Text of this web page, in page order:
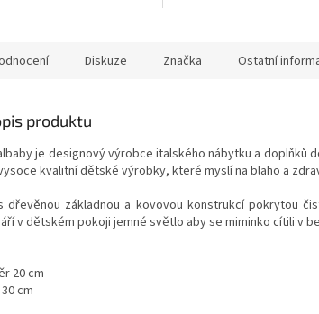
Diskuze Značka Ostatní
produktu
je designový výrobce italského nábytku a doplňků
kvalitní dětské výrobky, které myslí na blaho a
dřevěnou základnou a kovovou konstrukcí pokrytou
v dětském pokoji jemné světlo aby se miminko cítili v
20 cm
cm